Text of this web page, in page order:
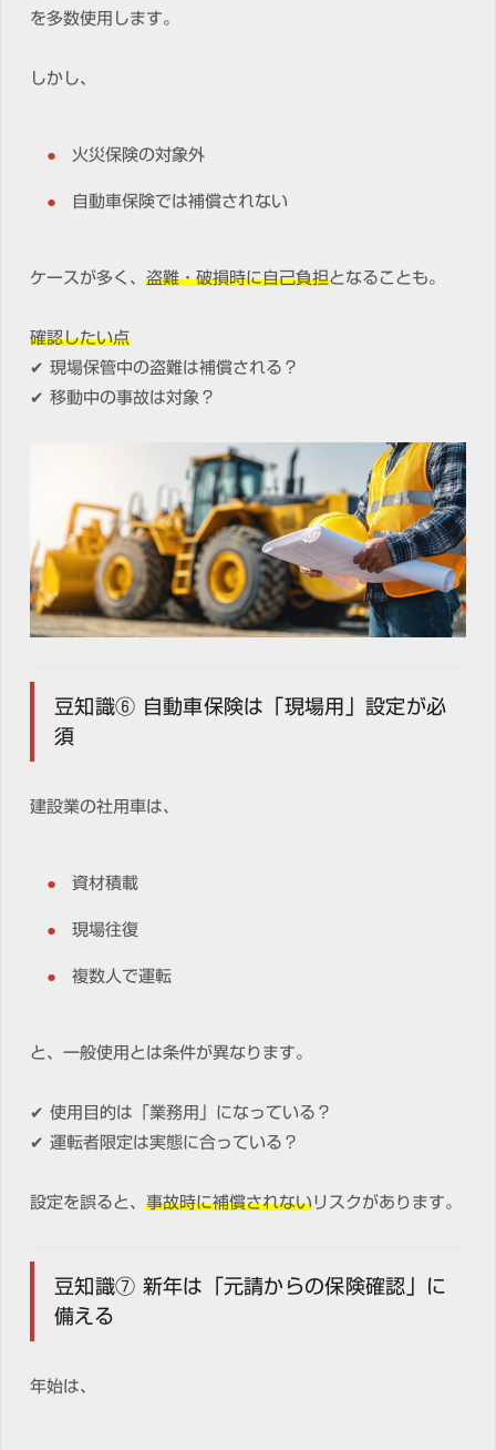
を多数使用します。
しかし、
火災保険の対象外
自動車保険では補償されない
ケースが多く、 盗難・破損時に自己負担となることも。
確認したい点
✔ 現場保管中の盗難は補償される？
✔ 移動中の事故は対象？
豆知識⑥ 自動車保険は「現場用」設定が必
須
建設業の社用車は、
資材積載
現場往復
複数人で運転
と、一般使用とは条件が異なります。
✔ 使用目的は「業務用」になっている？
✔ 運転者限定は実態に合っている？
設定を誤ると、 事故時に補償されない リスクがあります。
豆知識⑦ 新年は「元請からの保険確認」に
備える
年始は、